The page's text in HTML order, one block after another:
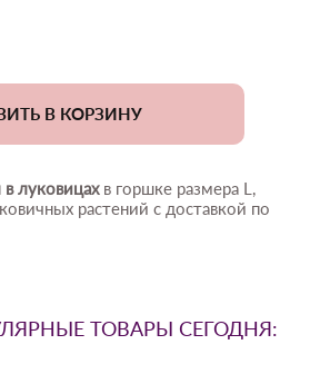
В КОРЗИНУ
луковицахв горшке размера L,
растений с доставкой по
ТОВАРЫ СЕГОДНЯ: